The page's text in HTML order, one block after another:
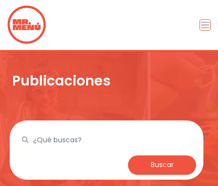
Publicaciones
Buscar